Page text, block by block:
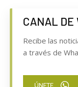
CANAL DE
Recibe las
a través de
ÚNETE